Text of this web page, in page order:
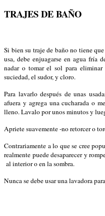
TRAJES DE BAÑO
Si bien su traje de baño no tiene
usa, debe enjuagarse en agua fría
nadar o tomar el sol para
suciedad, el sudor, y cloro.
Para lavarlo después de unas
afuera y agrega una cucharada o
lleno. Lavalo por unos minutos y
Apriete suavemente -no retorcer o
Contrariamente a lo que se cree
realmente puede desaparecer y
al interior o en la sombra.
Nunca se debe usar una lavadora